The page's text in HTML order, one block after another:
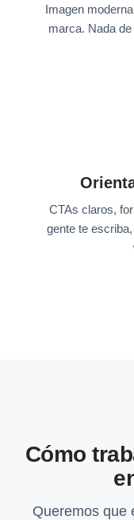
Imagen
marca. Nada
CTAs claros,
gente te
Cómo
Queremos que